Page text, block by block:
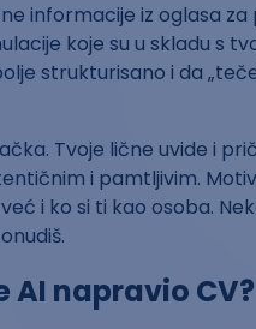
informacije iz oglasa za
koje su u skladu s
strukturisano i da
Tvoje lične uvide i
i pamtljivim.
i ko si ti kao osoba.
AI napravio CV?